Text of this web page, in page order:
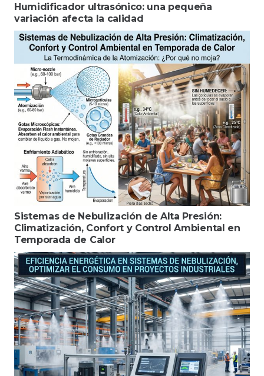
Humidificador ultrasónico: una pequeña
variación afecta la calidad
Sistemas de Nebulización de Alta Presión:
Climatización, Confort y Control Ambiental en
Temporada de Calor